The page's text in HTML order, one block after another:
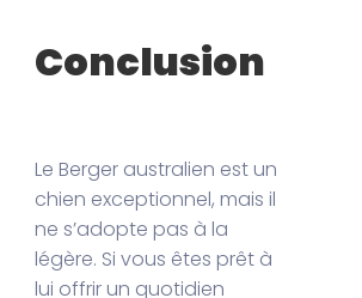
Conclusion
Le Berger australien est un
chien exceptionnel, mais il
ne s’adopte pas à la
légère. Si vous êtes prêt à
lui offrir un quotidien